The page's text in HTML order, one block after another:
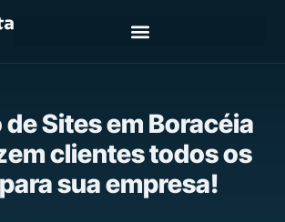
Sites em Boracéia
clientes todos os
sua empresa!